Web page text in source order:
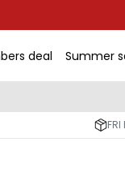
deal Summer